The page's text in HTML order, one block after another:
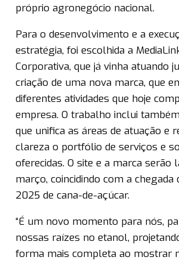
próprio agronegócio nacional.
Para o desenvolvimento e a
estratégia, foi escolhida a
Corporativa, que já vinha atuando
criação de uma nova marca, que
diferentes atividades que hoje
empresa. O trabalho inclui
que unifica as áreas de atuação e
clareza o portfólio de serviços e
oferecidas. O site e a marca serão
março, coincidindo com a
2025 de cana-de-açúcar.
“É um novo momento para nós,
nossas raízes no etanol,
forma mais completa ao mostrar